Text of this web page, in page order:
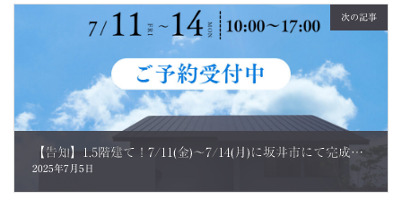
次の記事
【告知】1.5階建て！7/11(金)～7/14(月)に坂井市にて完成見学会が開催されます
2025年7月5日